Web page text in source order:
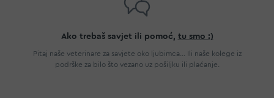
Ako trebaš savjet ili pomoć, tu smo :)
Pitaj naše veterinare za savjete oko ljubimca... Ili naše kolege iz
podrške za bilo što vezano uz pošiljku ili plaćanje.